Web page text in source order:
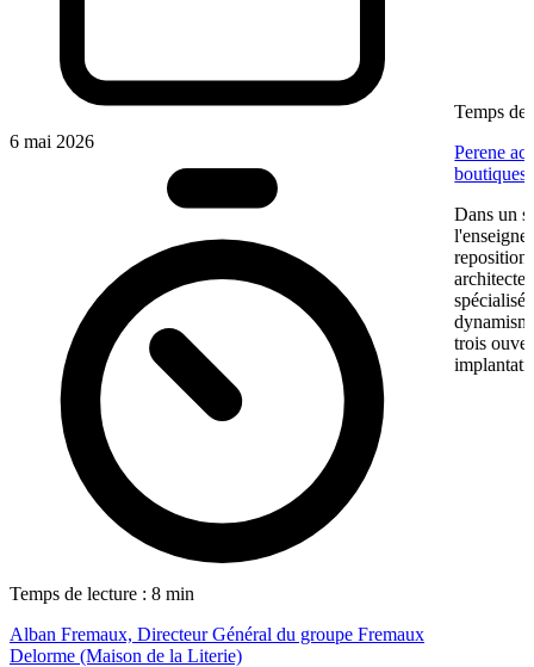
6 mai 2026
Temps de lecture : 8 min
Alban Fremaux, Directeur Général du groupe Fremaux
Delorme (Maison de la Literie)
Temps de
Perene
boutiques
Dans un
l'enseigne
spécialisé
trois